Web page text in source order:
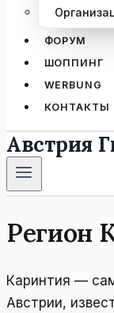
ФОРУМ
ШОППИНГ
WERBUNG
КОНТАКТЫ
Австрия
Регион
Каринтия —
Австрии,